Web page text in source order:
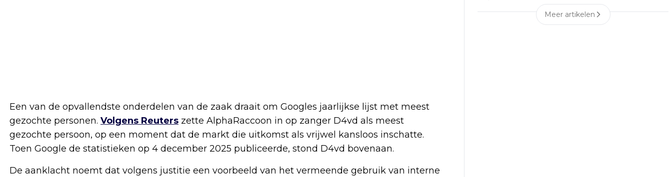
Een van de opvallendste onderdelen van de zaak draait om Googles jaarlijkse lijst met meest
gezochte personen. Volgens Reuters zette AlphaRaccoon in op zanger D4vd als meest
gezochte persoon, op een moment dat de markt die uitkomst als vrijwel kansloos inschatte.
Toen Google de statistieken op 4 december 2025 publiceerde, stond D4vd bovenaan.
De aanklacht noemt dat volgens justitie een voorbeeld van het vermeende gebruik van interne
Meer artikelen